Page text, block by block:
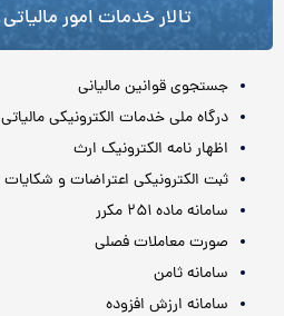
تالار خدمات امور مالیاتی
جستجوی قوانین مالیانی
درگاه ملی خدمات الکترونیکی مالیاتی
اظهار نامه الکترونیک ارث
ثبت الکترونیکی اعتراضات و شکایات
سامانه ماده ۲۵۱ مکرر
صورت معاملات فصلی
سامانه ثامن
سامانه ارزش افزوده